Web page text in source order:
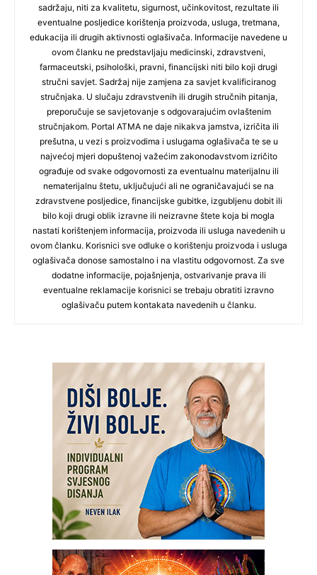
sadržaju, niti za kvalitetu, sigurnost, učinkovitost, rezultate ili
eventualne posljedice korištenja proizvoda, usluga, tretmana,
edukacija ili drugih aktivnosti oglašivača. Informacije navedene u
ovom članku ne predstavljaju medicinski, zdravstveni,
farmaceutski, psihološki, pravni, financijski niti bilo koji drugi
stručni savjet. Sadržaj nije zamjena za savjet kvalificiranog
stručnjaka. U slučaju zdravstvenih ili drugih stručnih pitanja,
preporučuje se savjetovanje s odgovarajućim ovlaštenim
stručnjakom. Portal ATMA ne daje nikakva jamstva, izričita ili
prešutna, u vezi s proizvodima i uslugama oglašivača te se u
najvećoj mjeri dopuštenoj važećim zakonodavstvom izričito
ograđuje od svake odgovornosti za eventualnu materijalnu ili
nematerijalnu štetu, uključujući ali ne ograničavajući se na
zdravstvene posljedice, financijske gubitke, izgubljenu dobit ili
bilo koji drugi oblik izravne ili neizravne štete koja bi mogla
nastati korištenjem informacija, proizvoda ili usluga navedenih u
ovom članku. Korisnici sve odluke o korištenju proizvoda i usluga
oglašivača donose samostalno i na vlastitu odgovornost. Za sve
dodatne informacije, pojašnjenja, ostvarivanje prava ili
eventualne reklamacije korisnici se trebaju obratiti izravno
oglašivaču putem kontakata navedenih u članku.